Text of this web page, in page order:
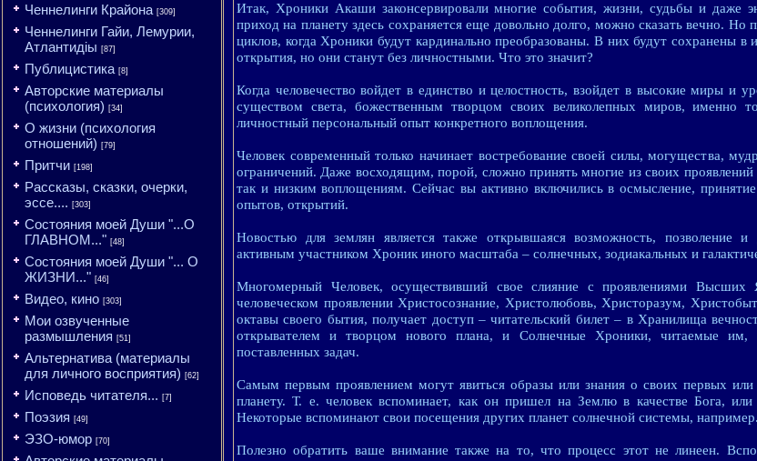
Ченнелинги Крайона [309]
Ченнелинги Гайи, Лемурии,
Атлантидіы [87]
Публицистика [8]
Авторские материалы
(психология) [34]
О жизни (психология
отношений) [79]
Притчи [198]
Рассказы, сказки, очерки,
эссе.... [303]
Состояния моей Души "...О
ГЛАВНОМ..." [48]
Состояния моей Души "... О
ЖИЗНИ..." [46]
Видео, кино [303]
Мои озвученные
размышления [51]
Альтернатива (материалы
для личного восприятия) [62]
Исповедь читателя... [7]
Поэзия [49]
ЭЗО-юмор [70]
Итак, Хроники Акаши законсервировали многие события, жизни, судьбы и даже
приход на планету здесь сохраняется еще довольно долго, можно сказать вечно. Но
циклов, когда Хроники будут кардинально преобразованы. В них будут сохранены
открытия, но они станут без личностными. Что это значит?
Когда человечество войдет в единство и целостность, взойдет в высокие миры и
существом света, божественным творцом своих великолепных миров, именно
личностный персональный опыт конкретного воплощения.
Человек современный только начинает востребование своей силы, могущества,
ограничений. Даже восходящим, порой, сложно принять многие из своих
так и низким воплощениям. Сейчас вы активно включились в осмысление,
опытов, открытий.
Новостью для землян является также открывшаяся возможность, позволение и
активным участником Хроник иного масштаба – солнечных, зодиакальных и
Многомерный Человек, осуществивший свое слияние с проявлениями
человеческом проявлении Христосознание, Христолюбовь, Христоразум,
октавы своего бытия, получает доступ – читательский билет – в Хранилища
открывателем и творцом нового плана, и Солнечные Хроники, читаемые им,
поставленных задач.
Самым первым проявлением могут явиться образы или знания о своих первых
планету. Т. е. человек вспоминает, как он пришел на Землю в качестве Бога,
Некоторые вспоминают свои посещения других планет солнечной системы, например.
Полезно обратить ваше внимание также на то, что процесс этот не линеен.